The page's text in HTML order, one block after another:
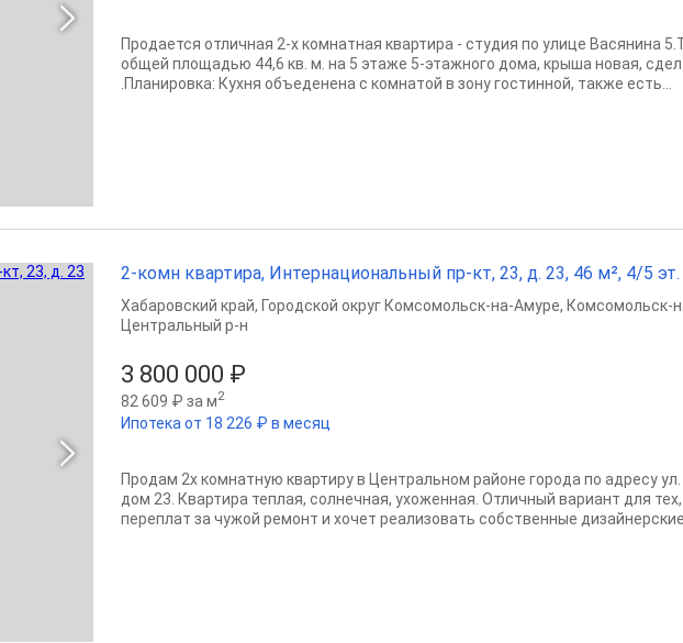
Продается отличная 2-х комнатная квартира - студия по улице Васянина
общей площадью 44,6 кв. м. на 5 этаже 5-этажного дома, крыша новая,
.Планировка: Кухня объеденена с комнатой в зону гостинной, также есть...
2-комн квартира, Интернациональный пр-кт, 23, д. 23, 46 м², 4/5 эт.
3 800 000 ₽
82 609 ₽ за м2
Ипотека от 18 226 ₽ в месяц
Хабаровский край, Городской округ Комсомольск-на-Амуре, Комсомольск-
Центральный р-н
Продам 2х комнатную квартиру в Центральном районе города по адресу
дом 23. Квартира теплая, солнечная, ухоженная. Отличный вариант для
переплат за чужой ремонт и хочет реализовать собственные